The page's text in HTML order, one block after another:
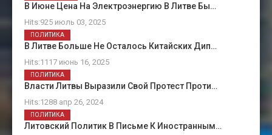
В Июне Цена На Электроэнергию В Литве Бы…
Hits:925 июль 03, 2025
В Литве Больше Не Осталось Китайских Дип…
Hits:1117 июнь 16, 2025
ПОЛИТИКА
Власти Литвы Выразили Свой Протест Проти…
Hits:1288 апр 26, 2024
ПОЛИТИКА
Литовский Политик В Письме К Иностранным…
ПОЛИТИКА